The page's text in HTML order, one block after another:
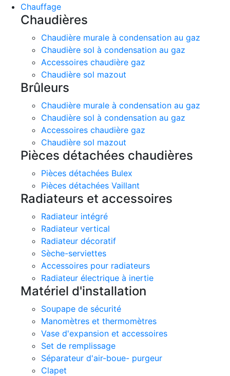
Chauffage
Chaudières
Chaudière murale à condensation au gaz
Chaudière sol à condensation au gaz
Accessoires chaudière gaz
Chaudière sol mazout
Brûleurs
Chaudière murale à condensation au gaz
Chaudière sol à condensation au gaz
Accessoires chaudière gaz
Chaudière sol mazout
Pièces détachées chaudières
Pièces détachées Bulex
Pièces détachées Vaillant
Radiateurs et accessoires
Radiateur intégré
Radiateur vertical
Radiateur décoratif
Sèche-serviettes
Accessoires pour radiateurs
Radiateur électrique à inertie
Matériel d'installation
Soupape de sécurité
Manomètres et thermomètres
Vase d'expansion et accessoires
Set de remplissage
Séparateur d'air-boue- purgeur
Clapet